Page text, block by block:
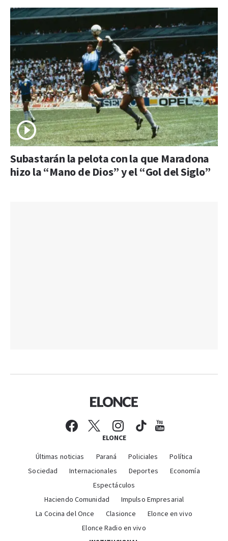
Subastarán la pelota con la que Maradona
hizo la “Mano de Dios” y el “Gol del Siglo”
ELONCE
Últimas noticias Paraná Policiales
Política
Sociedad
Internacionales Deportes
Economía
Espectáculos
Haciendo Comunidad
Impulso Empresarial
La Cocina del Once
Clasionce
Elonce en vivo
Elonce Radio en vivo